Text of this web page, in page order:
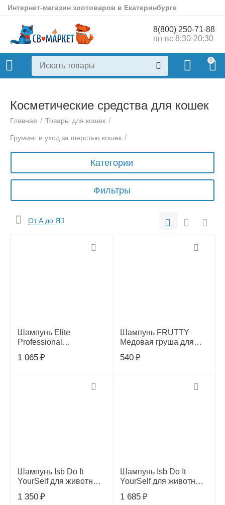
Интернет-магазин зоотоваров в Екатеринбурге
8(800) 250-71-88
пн-вс 8:30-20:30
0
Косметические средства для кошек
Главная / Товары для кошек /
Груминг и уход за шерстью кошек /
Категории
Фильтры
От А до Я
Шампунь Elite
Professional
собак и кошек 270 мл,
1 065 ₽
Шампунь FRUTTY
Медовая груша для
540 ₽
Шампунь Isb Do It
YourSelf для животных
300 мл
1 350 ₽
Шампунь Isb Do It
YourSelf для животных
300 мл
1 685 ₽